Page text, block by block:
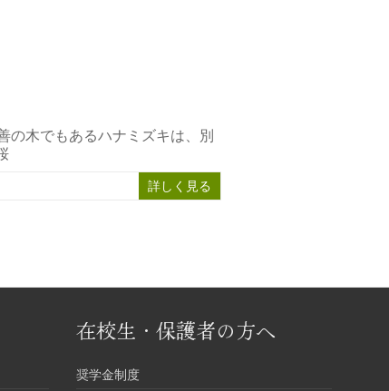
の木でもあるハナミズキは、別
詳しく見る
在校生・保護者の方へ
奨学金制度